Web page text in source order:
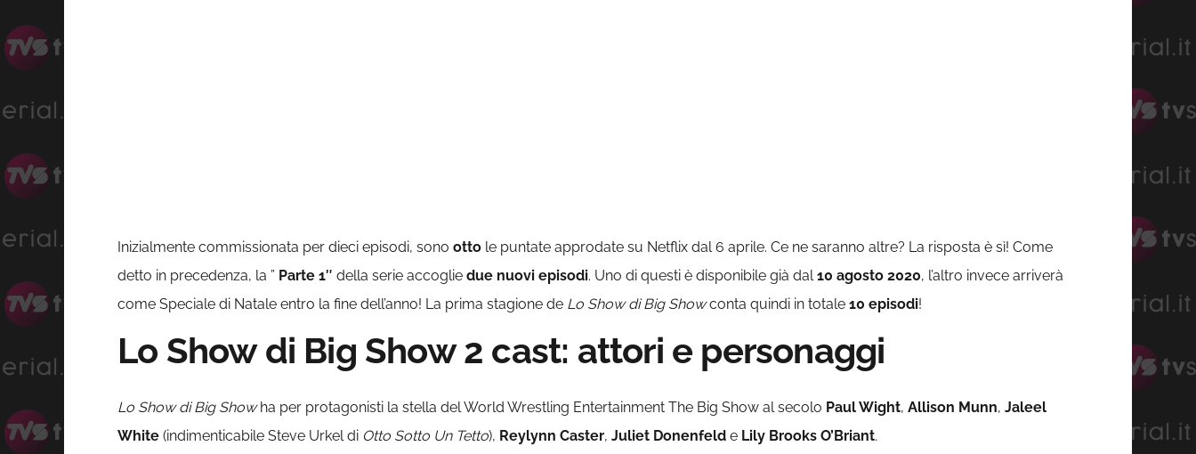
Inizialmente commissionata per dieci episodi, sono otto le puntate approdate su Netflix dal 6 aprile. Ce ne saranno altre? La risposta è sì! Come
detto in precedenza, la ” Parte 1″ della serie accoglie due nuovi episodi. Uno di questi è disponibile già dal10 agosto 2020, l’altro invece arriverà
come Speciale di Natale entro la fine dell’anno! La prima stagione de Lo Show di Big Showconta quindi in totale 10 episodi!
Lo Show di Big Show 2 cast: attori e personaggi
Lo Show di Big Showha per protagonisti la stella del World Wrestling Entertainment The Big Show al secolo Paul Wight, Allison Munn, Jaleel
White (indimenticabile Steve Urkel di Otto Sotto Un Tetto), Reylynn Caster, Juliet Donenfeld e Lily Brooks O’Briant.